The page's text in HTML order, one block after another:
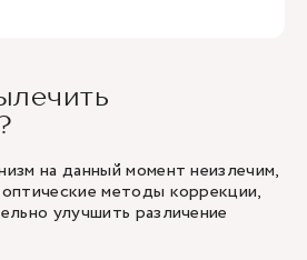
на данный момент неизлечим,
методы коррекции,
улучшить различение